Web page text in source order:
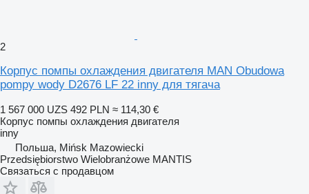
2
Корпус помпы охлаждения двигателя MAN Obudowa
pompy wody D2676 LF 22 inny для тягача
1 567 000 UZS 492 PLN ≈ 114,30 €
Корпус помпы охлаждения двигателя
inny
Польша, Mińsk Mazowiecki
Przedsiębiorstwo Wielobranżowe MANTIS
Связаться с продавцом